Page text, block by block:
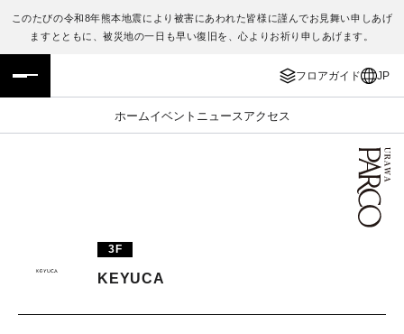
このたびの令和8年熊本地震により被害にあわれた皆様に謹んでお見舞い申しあげ
ますとともに、被災地の一日も早い復旧を、心よりお祈り申しあげます。
フロアガイド JP
ホームイベント ニュース アクセス
フロアガイド
施設案内・アクセス
TAX FREE
ENGLISH
繁体字
日本語
3F
KEYUCA